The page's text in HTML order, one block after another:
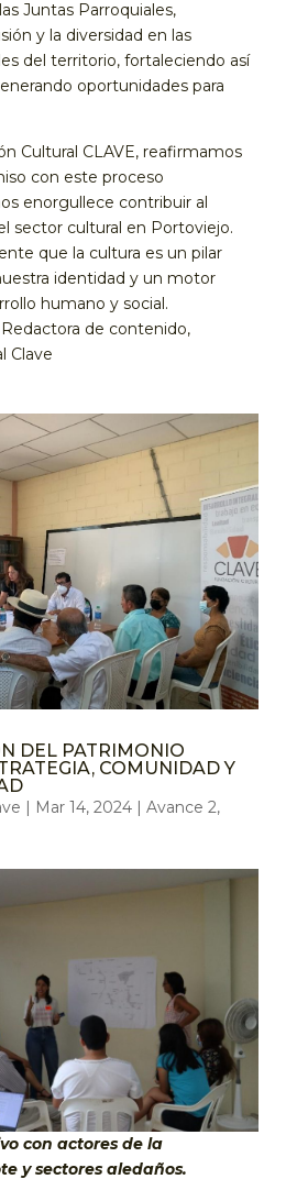
Juntas Parroquiales,
y la diversidad en las
del territorio, fortaleciendo así
oportunidades para
Cultural CLAVE, reafirmamos
con este proceso
enorgullece contribuir al
sector cultural en Portoviejo.
que la cultura es un pilar
identidad y un motor
humano y social.
Redactora de contenido,
Clave
DEL PATRIMONIO
COMUNIDAD Y
| Mar 14, 2024| Avance 2,
con actores de la
y sectores aledaños.